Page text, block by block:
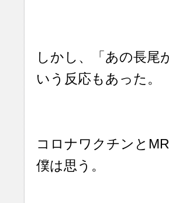
しかし、「あの長尾
いう反応もあった。
コロナワクチンと
僕は思う。